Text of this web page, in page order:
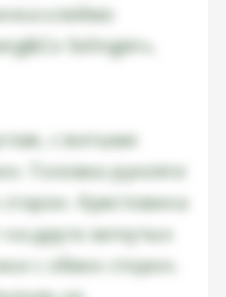
клеймо
Solingen»,
с витыми
Головка рукояти
Крестовина
друга загнутых
с обеих сторон.